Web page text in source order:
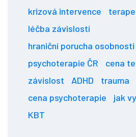
krizová intervence
léčba závislostí
hraniční porucha osobnosti
psychoterapie ČR
cena
závislost
ADHD
trauma
cena psychoterapie
jak
KBT